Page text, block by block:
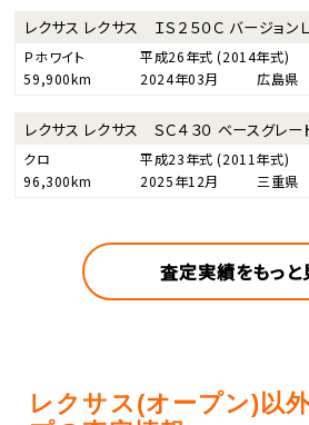
レクサス レクサス ＩＳ２５０Ｃ バージョンＬ
Ｐホワイト 平成26年式(2014年式)
59,900km
2024年03月 広島県
レクサス レクサス ＳＣ４３０ ベースグレー
クロ 平成23年式(2011年式)
96,300km
2025年12月 三重県
査定実績をもっと
レクサス(オープン)以